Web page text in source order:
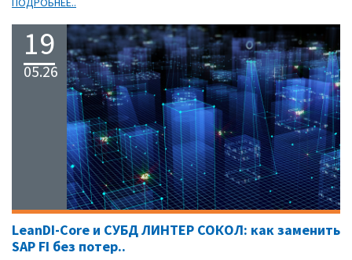
19
05.26
LeanDI-Core и СУБД ЛИНТЕР СОКОЛ: как заменить
SAP FI без потер..